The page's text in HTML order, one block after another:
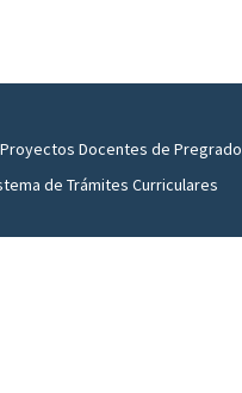
Docentes de Pregrado
de Trámites Curriculares